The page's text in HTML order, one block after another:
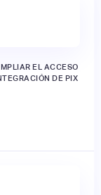
EL ACCESO
DE PIX